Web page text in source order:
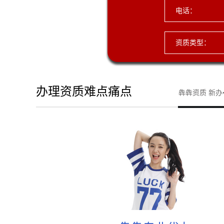
电话：
资质类型：
办理资质难点痛点 犇犇资质 新办